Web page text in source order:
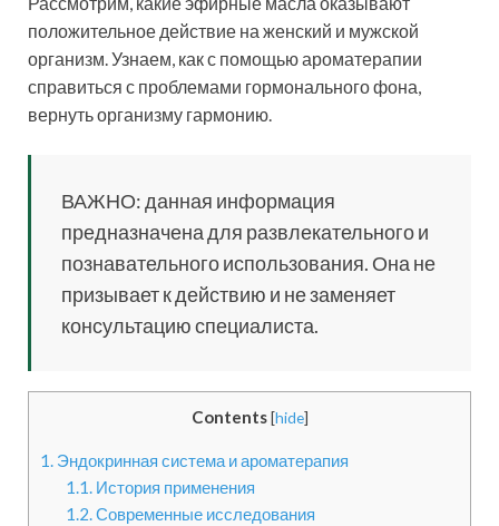
положительное действие на женский и мужской
организм. Узнаем, как с помощью ароматерапии
справиться с проблемами гормонального фона,
вернуть организму гармонию.
ВАЖНО: данная информация
предназначена для развлекательного и
познавательного использования. Она не
призывает к действию и не заменяет
консультацию специалиста.
Contents [hide]
1. Эндокринная система и ароматерапия
1.1.История применения
1.2.Современные исследования